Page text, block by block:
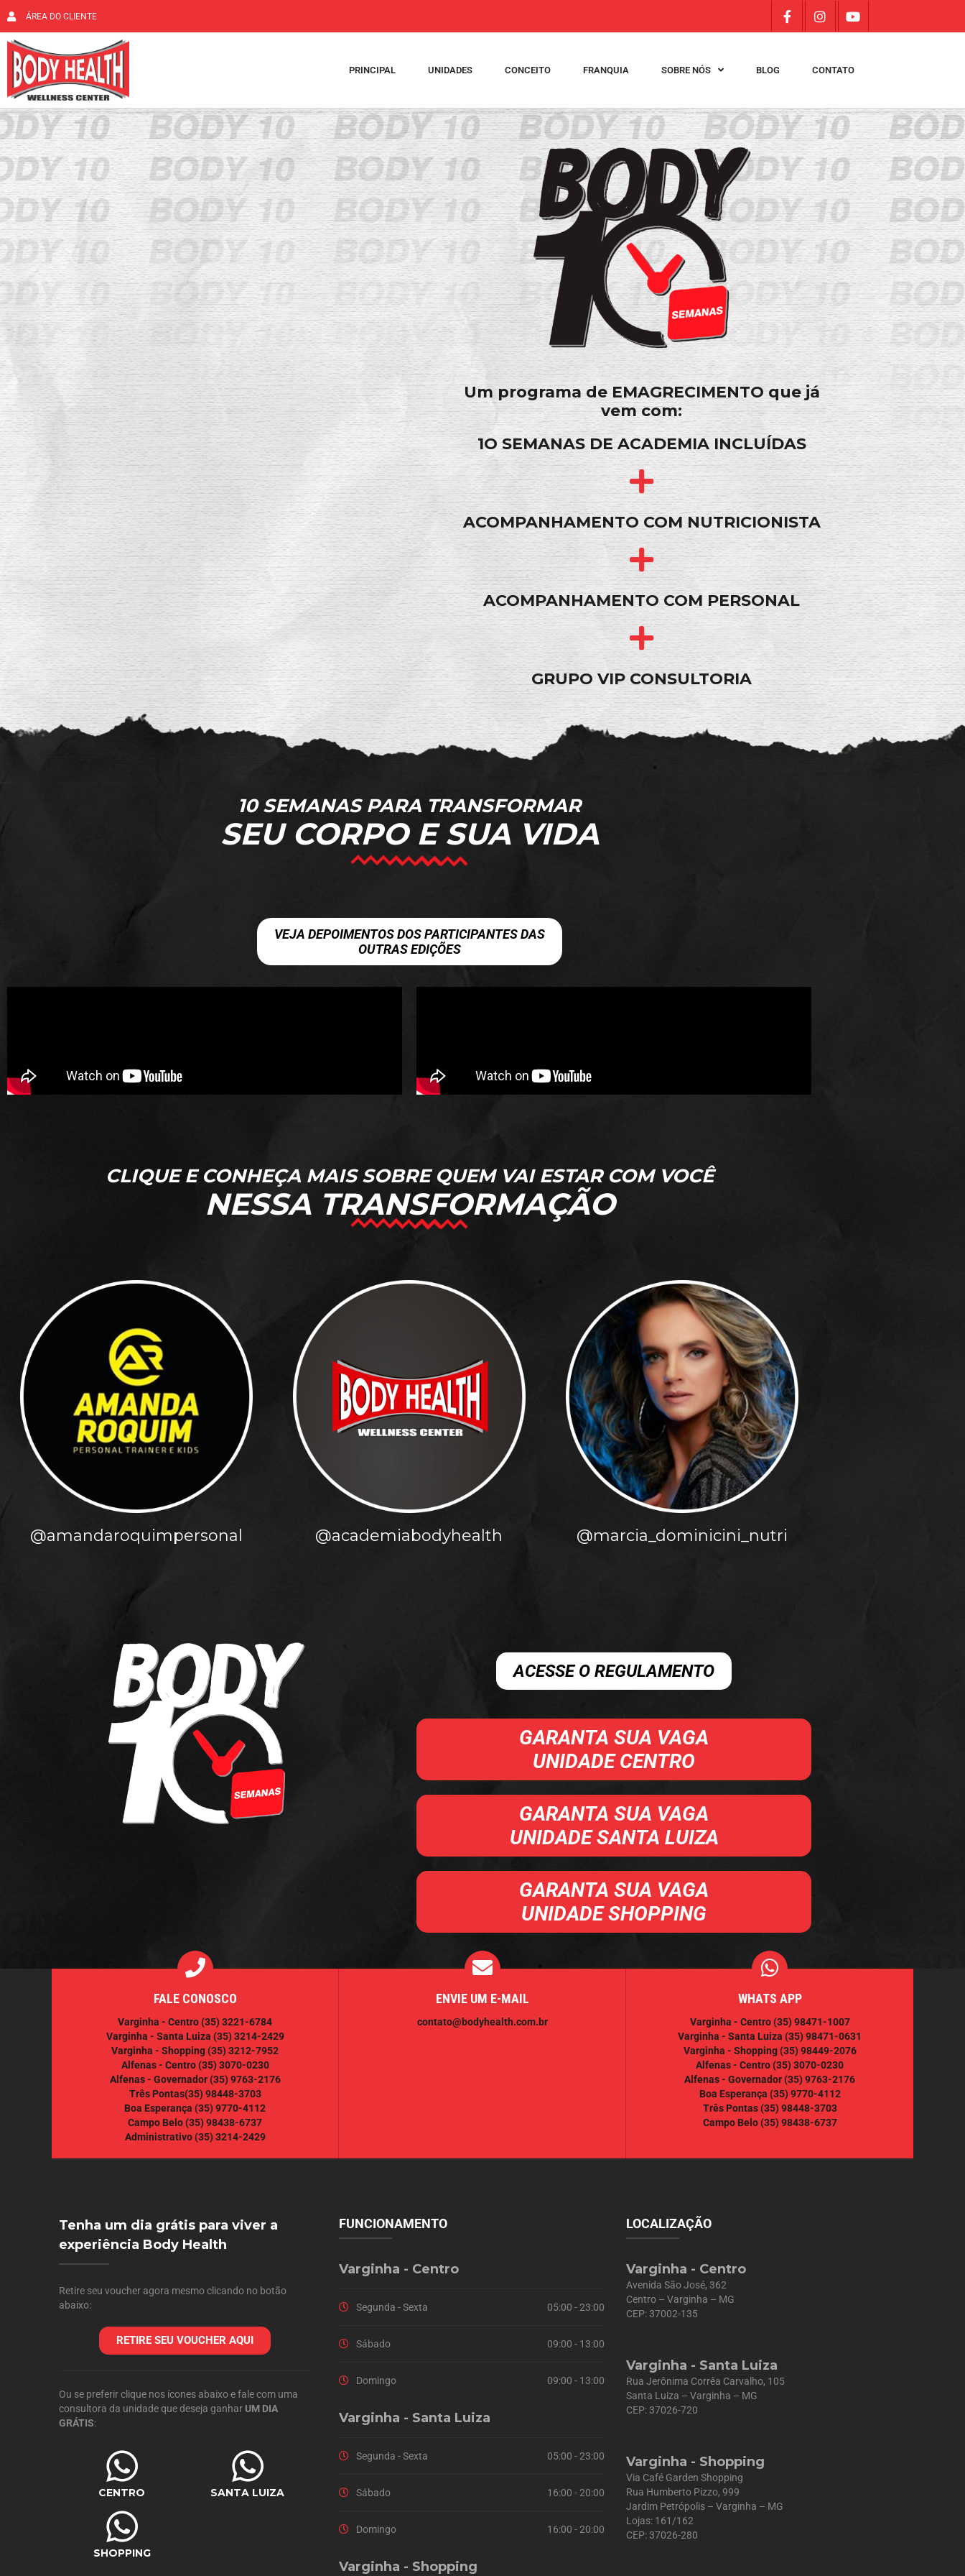
ÁREA DO CLIENTE
PRINCIPAL UNIDADES CONCEITO FRANQUIA SOBRE NÓS BLOG CONTATO
Um programa de EMAGRECIMENTO que já
vem com:
1O SEMANAS DE ACADEMIA INCLUÍDAS
ACOMPANHAMENTO COM NUTRICIONISTA
ACOMPANHAMENTO COM PERSONAL
GRUPO VIP CONSULTORIA
10 SEMANAS PARA TRANSFORMAR
SEU CORPO E SUA VIDA
VEJA DEPOIMENTOS DOS PARTICIPANTES DAS
OUTRAS EDIÇÕES
CLIQUE E CONHEÇA MAIS SOBRE QUEM VAI ESTAR COM VOCÊ
NESSA TRANSFORMAÇÃO
@amandaroquimpersonal @academiabodyhealth @marcia_dominicini_nutri
ACESSE O REGULAMENTO
GARANTA SUA VAGA
UNIDADE CENTRO
GARANTA SUA VAGA
UNIDADE SANTA LUIZA
GARANTA SUA VAGA
UNIDADE SHOPPING
FALE CONOSCO
Varginha - Centro(35) 3221-6784
Varginha - Santa Luiza (35) 3214-2429
Varginha - Shopping(35) 3212-7952
Alfenas - Centro(35) 3070-0230
Alfenas - Governador(35) 9763-2176
Três Pontas(35) 98448-3703
Boa Esperança (35) 9770-4112
Campo Belo(35) 98438-6737
Administrativo(35) 3214-2429
ENVIE UM E-MAIL
contato@bodyhealth.com.br
WHATS APP
Varginha - Centro(35) 98471-1007
Varginha - Santa Luiza (35) 98471-0631
Varginha - Shopping(35) 98449-2076
Alfenas - Centro(35) 3070-0230
Alfenas - Governador(35) 9763-2176
Boa Esperança (35) 9770-4112
Três Pontas(35) 98448-3703
Campo Belo(35) 98438-6737
Tenha um dia grátis para viver a
experiência Body Health
Retire seu voucher agora mesmo clicando no botão
abaixo:
RETIRE SEU VOUCHER AQUI
Ou se preferir clique nos ícones abaixo e fale com uma
consultora da unidade que deseja ganhar UM DIA
GRÁTIS:
CENTRO SANTA LUIZA
SHOPPING
FUNCIONAMENTO
Varginha - Centro
Segunda - Sexta 05:00 - 23:00
Sábado 09:00 - 13:00
Domingo 09:00 - 13:00
Varginha - Santa Luiza
Segunda - Sexta 05:00 - 23:00
Sábado 16:00 - 20:00
Domingo 16:00 - 20:00
Varginha - Shopping
LOCALIZAÇÃO
Varginha - Centro
Avenida São José, 362
Centro – Varginha – MG
CEP: 37002-135
Varginha - Santa Luiza
Rua Jerônima Corrêa Carvalho, 105
Santa Luiza – Varginha – MG
CEP: 37026-720
Varginha - Shopping
Via Café Garden Shopping
Rua Humberto Pizzo, 999
Jardim Petrópolis – Varginha – MG
Lojas: 161/162
CEP: 37026-280